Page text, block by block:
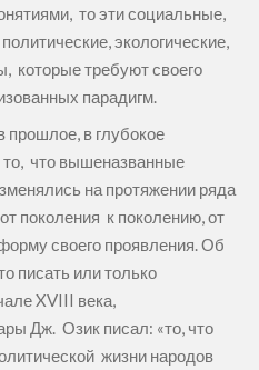
то эти социальные,
экологические,
которые требуют своего
парадигм.
прошлое, в глубокое
то, что вышеназванные
на протяжении ряда
поколения к поколению, от
своего проявления. Об
писать или только
XVIII века,
Дж. Озик писал: «то, что
жизни народов